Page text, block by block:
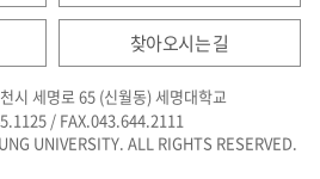
찾아오시는 길
시 세명로 65 (신월동) 세명대학교
/ FAX.043.644.2111
UNIVERSITY. ALL RIGHTS RESERVED.